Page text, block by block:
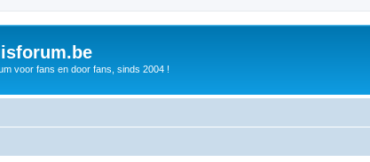
voor fans en door fans, sinds 2004 !